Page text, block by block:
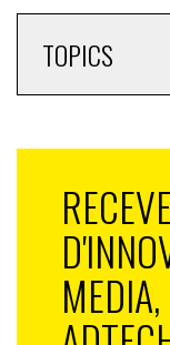
étant enfants.
la Ferrari F1
son amour des
cette nouvelle
TOPICS